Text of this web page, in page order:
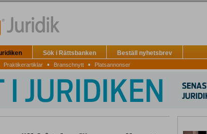
Sök i Rättsbanken Beställ nyhetsbrev
Praktikerartiklar ▪ Branschnytt ▪ Platsannonser